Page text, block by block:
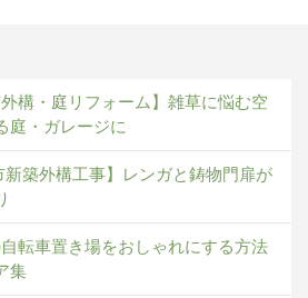
外構・庭リフォーム】雑草に悩む空
庭・ガレージに
新築外構工事】レンガと鋳物門扉が
転車置き場をおしゃれにする方法
集